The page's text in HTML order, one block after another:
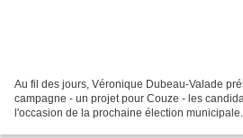
Au fil des jours, Véronique Dubeau-Valade
campagne - un projet pour Couze - les
l'occasion de la prochaine élection